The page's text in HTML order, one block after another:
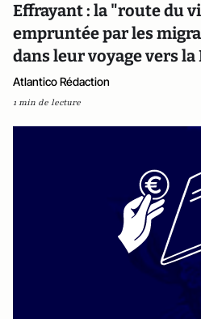
Effrayant : la "route du
empruntée par les
dans leur voyage vers la
Atlantico Rédaction
1 min de lecture